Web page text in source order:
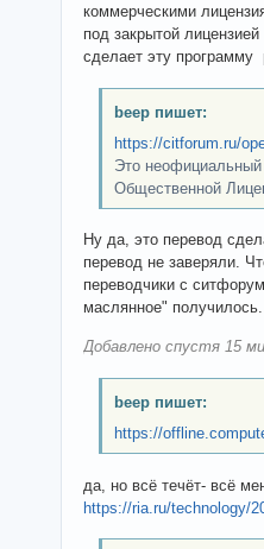
коммерческими
под закрытой
сделает эту программу
beep пишет:
https://citforum.ru/
Это неофициальный
Общественной
Ну да, это перевод
перевод не заверяли.
переводчики с
маслянное" получилось.
Добавлено спустя 15
beep пишет:
https://
да, но всё течёт- всё
https://ria.ru/technology/